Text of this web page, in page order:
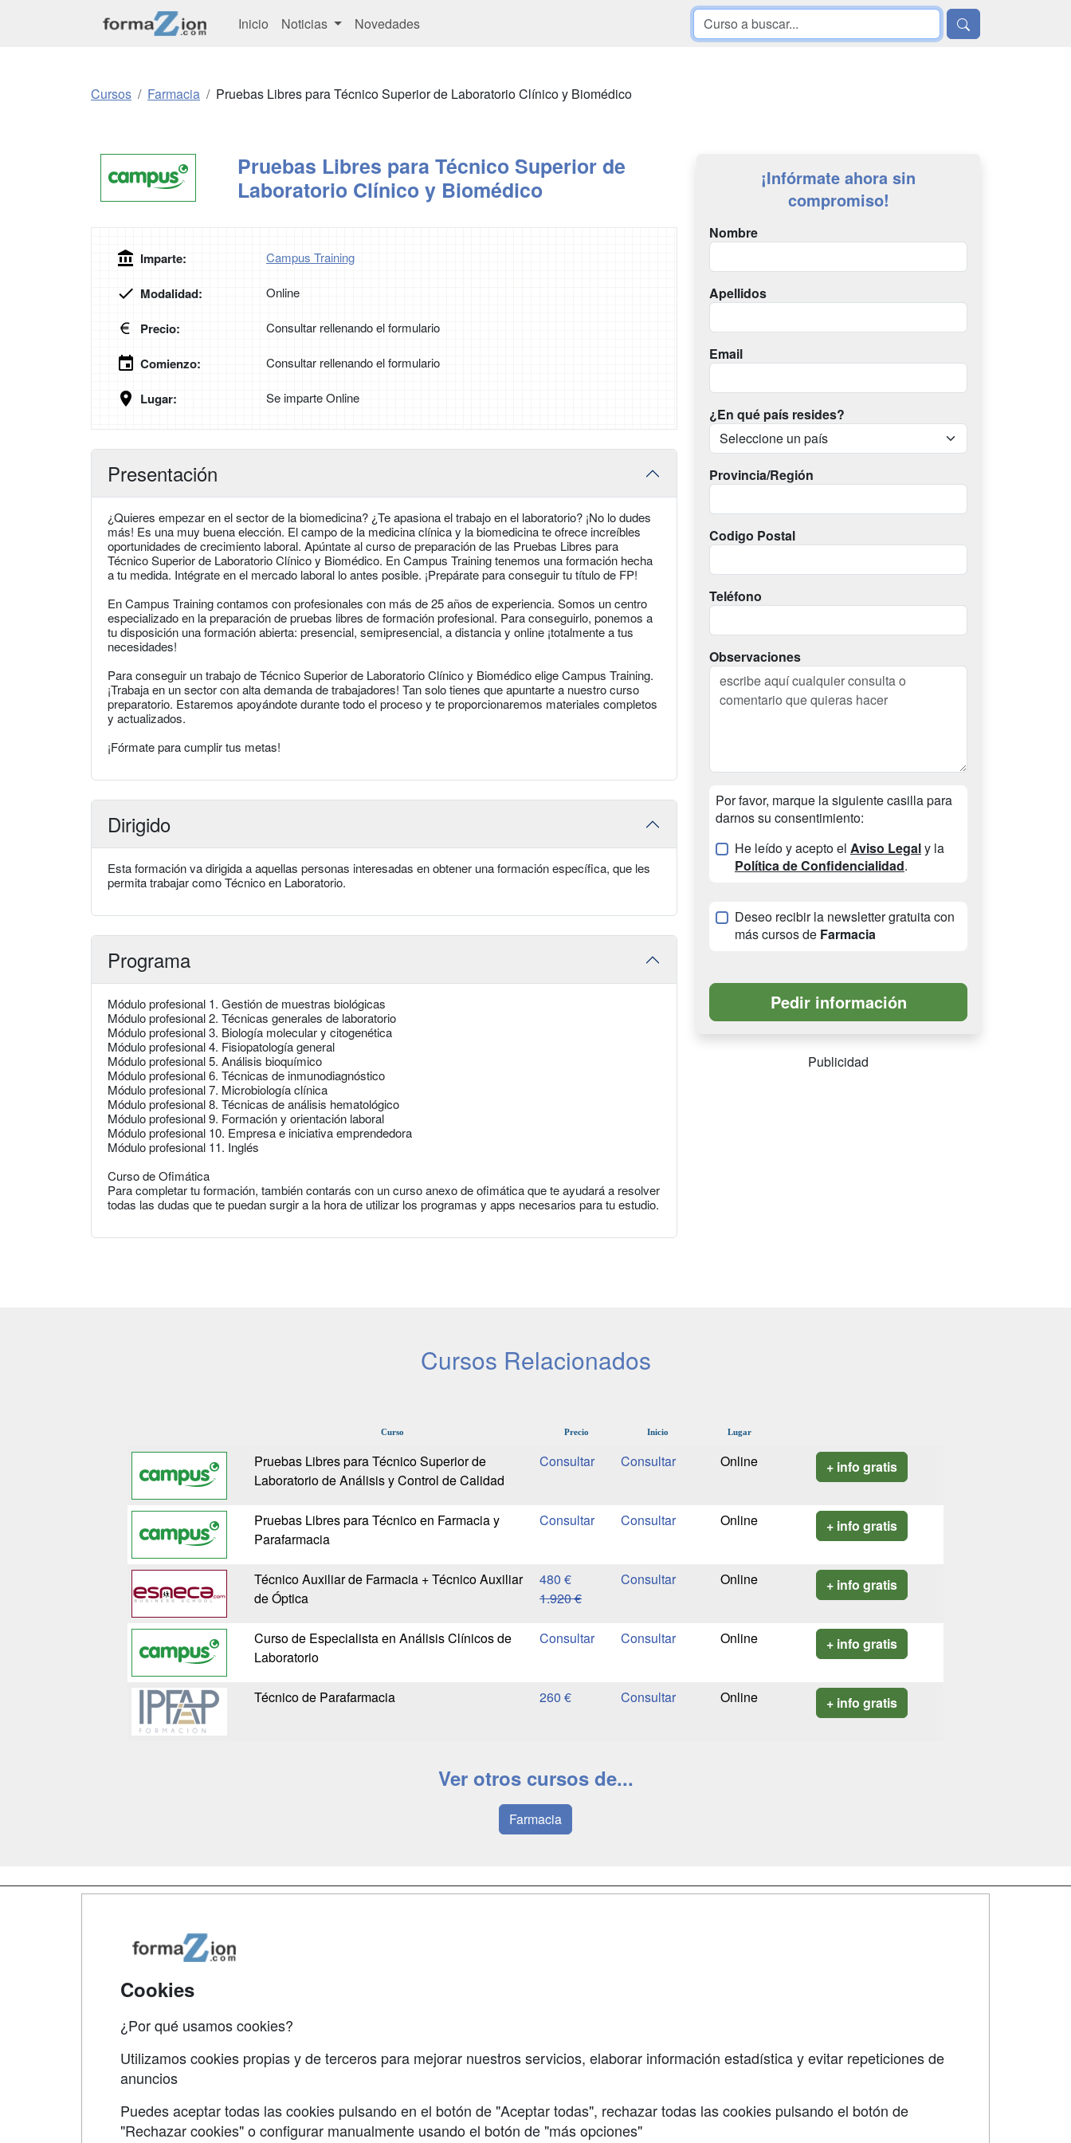
Inicio Noticias Novedades
Cursos Farmacia Pruebas Libres para Técnico Superior de Laboratorio Clínico y Biomédico
Pruebas Libres para Técnico Superior de
Laboratorio Clínico y Biomédico
Imparte: Campus Training
Modalidad: Online
Precio: Consultar rellenando el formulario
Comienzo: Consultar rellenando el formulario
Lugar: Se imparte Online
Presentación
¿Quieres empezar en el sector de la biomedicina? ¿Te apasiona el trabajo en el laboratorio? ¡No lo dudes
más! Es una muy buena elección. El campo de la medicina clínica y la biomedicina te ofrece increíbles
oportunidades de crecimiento laboral. Apúntate al curso de preparación de las Pruebas Libres para
Técnico Superior de Laboratorio Clínico y Biomédico. En Campus Training tenemos una formación hecha
a tu medida. Intégrate en el mercado laboral lo antes posible. ¡Prepárate para conseguir tu título de FP!
En Campus Training contamos con profesionales con más de 25 años de experiencia. Somos un centro
especializado en la preparación de pruebas libres de formación profesional. Para conseguirlo, ponemos a
tu disposición una formación abierta: presencial, semipresencial, a distancia y online ¡totalmente a tus
necesidades!
Para conseguir un trabajo de Técnico Superior de Laboratorio Clínico y Biomédico elige Campus Training.
¡Trabaja en un sector con alta demanda de trabajadores! Tan solo tienes que apuntarte a nuestro curso
preparatorio. Estaremos apoyándote durante todo el proceso y te proporcionaremos materiales completos
y actualizados.
¡Fórmate para cumplir tus metas!
Dirigido
Esta formación va dirigida a aquellas personas interesadas en obtener una formación específica, que les
permita trabajar como Técnico en Laboratorio.
Programa
Módulo profesional 1. Gestión de muestras biológicas
Módulo profesional 2. Técnicas generales de laboratorio
Módulo profesional 3. Biología molecular y citogenética
Módulo profesional 4. Fisiopatología general
Módulo profesional 5. Análisis bioquímico
Módulo profesional 6. Técnicas de inmunodiagnóstico
Módulo profesional 7. Microbiología clínica
Módulo profesional 8. Técnicas de análisis hematológico
Módulo profesional 9. Formación y orientación laboral
Módulo profesional 10. Empresa e iniciativa emprendedora
Módulo profesional 11. Inglés
Curso de Ofimática
Para completar tu formación, también contarás con un curso anexo de ofimática que te ayudará a resolver
todas las dudas que te puedan surgir a la hora de utilizar los programas y apps necesarios para tu estudio.
¡Infórmate ahora sin
compromiso!
Nombre
Apellidos
Email
¿En qué país resides?
Provincia/Región
Codigo Postal
Teléfono
Observaciones
Por favor, marque la siguiente casilla para
darnos su consentimiento:
He leído y acepto el Aviso Legaly la
Política de Confidencialidad.
Deseo recibir la newsletter gratuita con
más cursos de Farmacia
Publicidad
Cursos Relacionados
Curso Precio Inicio Lugar
Pruebas Libres para Técnico Superior de
Laboratorio de Análisis y Control de Calidad
Online + info gratis
Pruebas Libres para Técnico en Farmacia y
Parafarmacia
Online + info gratis
Técnico Auxiliar de Farmacia + Técnico Auxiliar
de Óptica
480 €
1.920 €
Online + info gratis
Curso de Especialista en Análisis Clínicos de
Laboratorio
Online + info gratis
Técnico de Parafarmacia 260 € Online + info gratis
Ver otros cursos de...
Farmacia
Grupo formazion:
Cookies
¿Por qué usamos cookies?
Utilizamos cookies propias y de terceros para mejorar nuestros servicios, elaborar información estadística y evitar repeticiones de
anuncios
Puedes aceptar todas las cookies pulsando en el botón de "Aceptar todas", rechazar todas las cookies pulsando el botón de
"Rechazar cookies" o configurar manualmente usando el botón de "más opciones"